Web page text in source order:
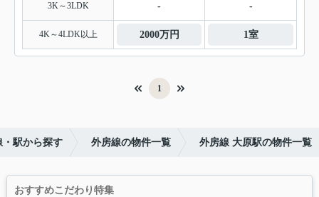
3K～3LDK - -
4K～4LDK以上 2000万円 1室
1
・駅から探す 外房線の物件一覧 外房線 大原駅の物件一覧
おすすめこだわり特集